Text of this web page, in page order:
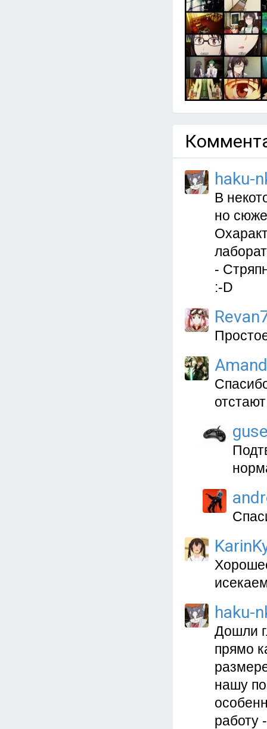
haku-
В
но
-
:-D
haku-
Дошли
прямо
нашу
работу